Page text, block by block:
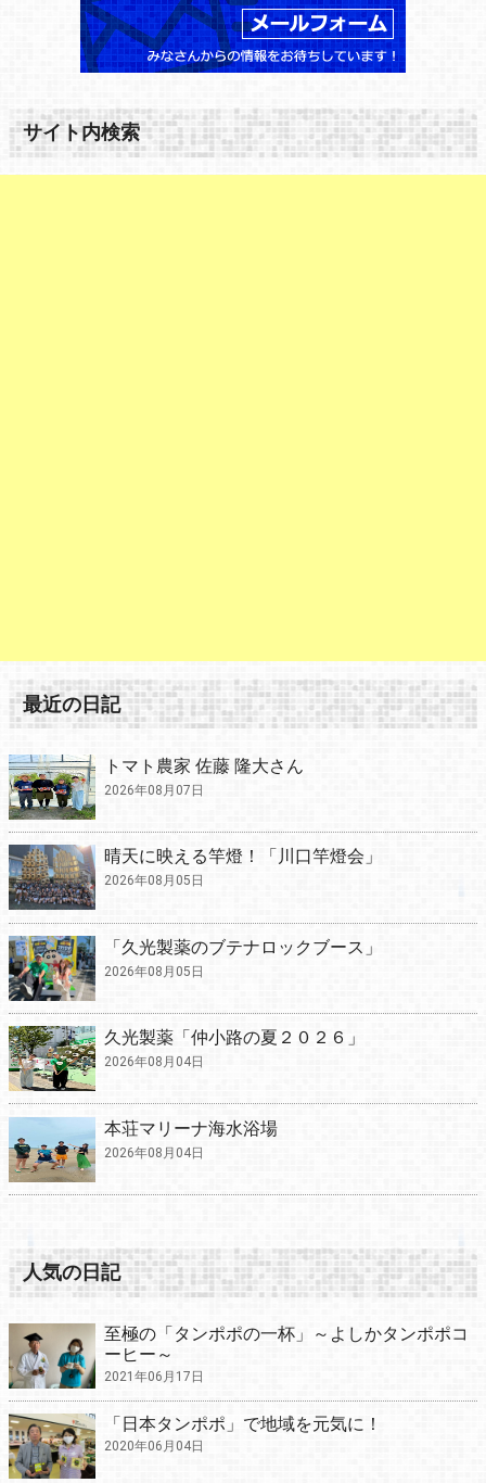
サイト内検索
最近の日記
トマト農家 佐藤 隆大さん
2026年08月07日
晴天に映える竿燈！「川口竿燈会」
2026年08月05日
「久光製薬のブテナロックブース」
2026年08月05日
久光製薬「仲小路の夏２０２６」
2026年08月04日
本荘マリーナ海水浴場
2026年08月04日
人気の日記
至極の「タンポポの一杯」～よしかタンポポコ
ーヒー～
2021年06月17日
「日本タンポポ」で地域を元気に！
2020年06月04日